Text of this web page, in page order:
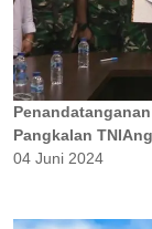
Pangkalan
04 Juni 2024